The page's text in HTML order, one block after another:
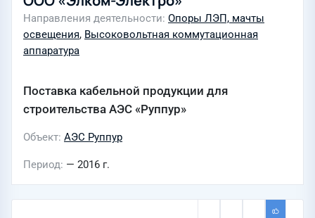
Направления деятельности Опоры ЛЭП, мачты
освещения, Высоковольтная коммутационная
аппаратура
Поставка кабельной продукции для
строительства АЭС «Руппур»
Объект АЭС Руппур
Период — 2016 г.